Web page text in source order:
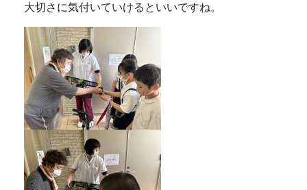
大切さに気付いていけるといいですね。